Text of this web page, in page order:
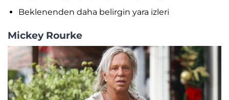
Beklenenden daha belirgin yara izleri
Mickey Rourke